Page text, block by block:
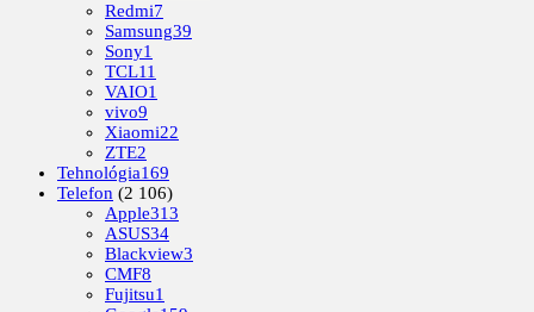
Redmi7
Samsung39
Sony1
TCL11
VAIO1
vivo9
Xiaomi22
ZTE2
Tehnológia169
Telefon (2 106)
Apple313
ASUS34
Blackview3
CMF8
Fujitsu1